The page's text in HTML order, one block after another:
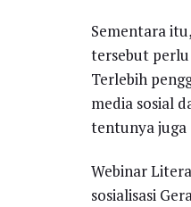
Sementara
tersebut
Terlebih
media sosial
tentunya juga
Webinar
sosialisasi